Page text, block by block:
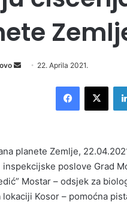
Send 22. Aprila 2021.
Facebook
X
planete Zemlje,
inspekcijske poslove Grad
Mostar – odsjek za
lokaciji Kosor – pomoćna